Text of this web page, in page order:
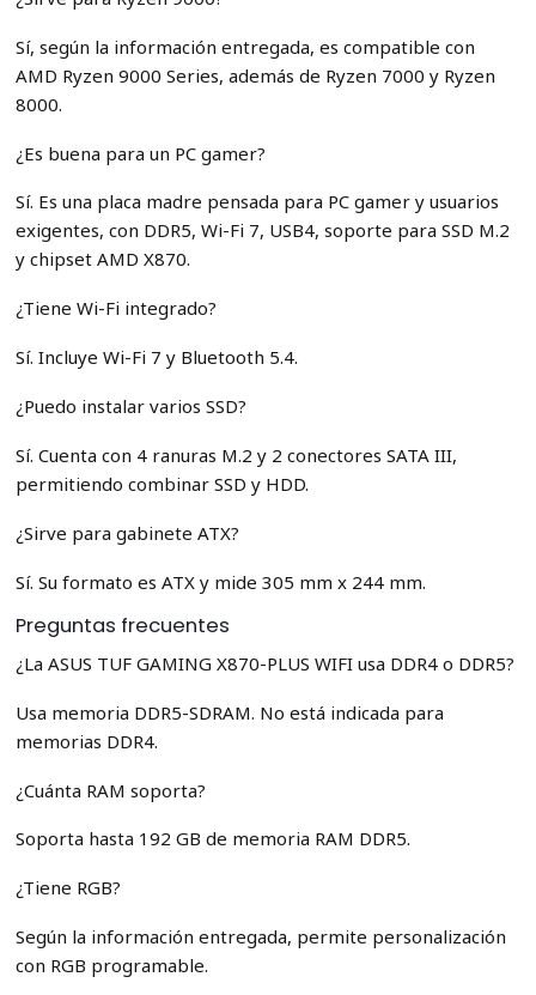
Sí, según la información entregada, es compatible con
AMD Ryzen 9000 Series, además de Ryzen 7000 y Ryzen
8000.
¿Es buena para un PC gamer?
Sí. Es una placa madre pensada para PC gamer y usuarios
exigentes, con DDR5, Wi-Fi 7, USB4, soporte para SSD M.2
y chipset AMD X870.
¿Tiene Wi-Fi integrado?
Sí. Incluye Wi-Fi 7 y Bluetooth 5.4.
¿Puedo instalar varios SSD?
Sí. Cuenta con 4 ranuras M.2 y 2 conectores SATA III,
permitiendo combinar SSD y HDD.
¿Sirve para gabinete ATX?
Sí. Su formato es ATX y mide 305 mm x 244 mm.
Preguntas frecuentes
¿La ASUS TUF GAMING X870-PLUS WIFI usa DDR4 o DDR5?
Usa memoria DDR5-SDRAM. No está indicada para
memorias DDR4.
¿Cuánta RAM soporta?
Soporta hasta 192 GB de memoria RAM DDR5.
¿Tiene RGB?
Según la información entregada, permite personalización
con RGB programable.